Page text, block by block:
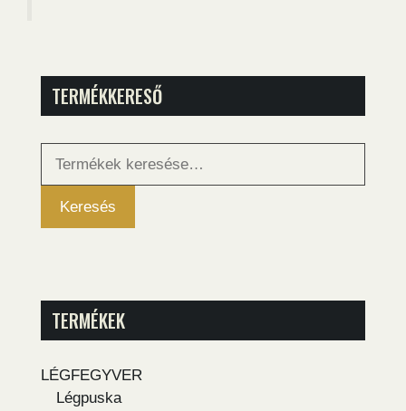
TERMÉKKERESŐ
Keresés
következőre:
Keresés
TERMÉKEK
LÉGFEGYVER
Légpuska